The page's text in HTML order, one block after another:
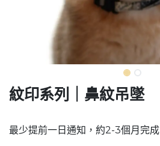
紋印系列｜鼻紋吊墜
最少提前一日通知，約2-3個月完成